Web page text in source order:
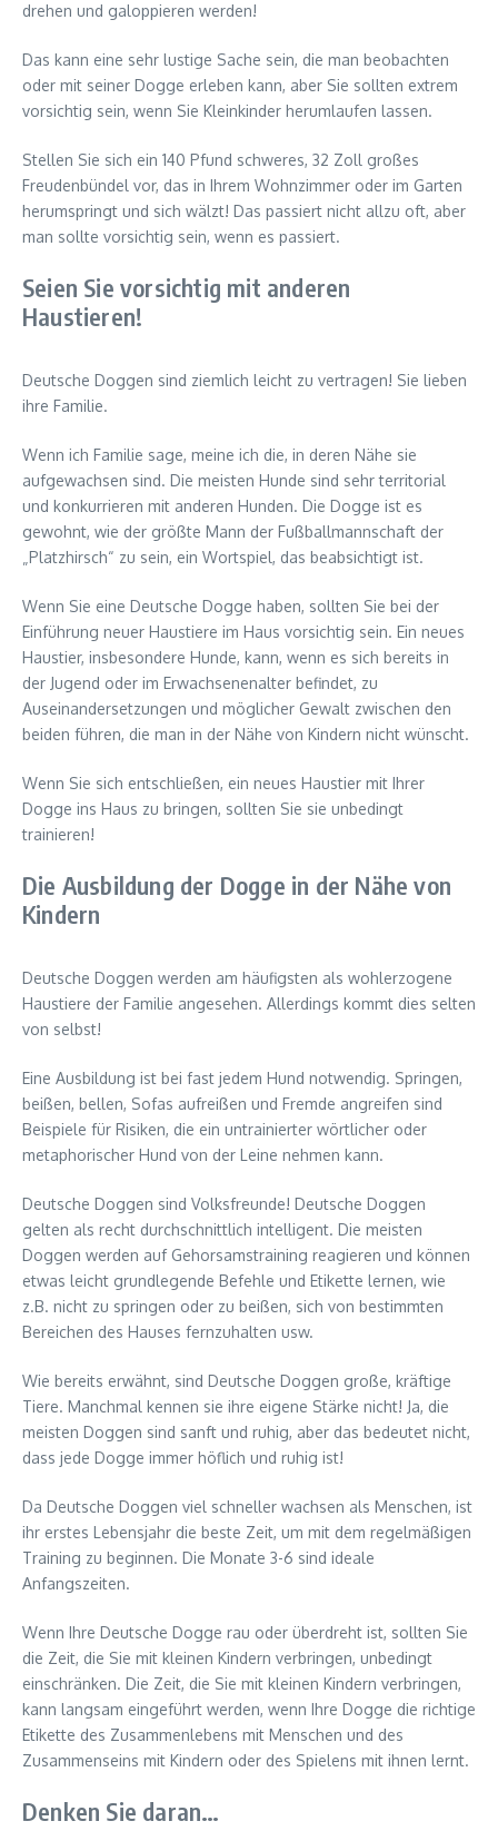
drehen und galoppieren werden!
Das kann eine sehr lustige Sache sein, die man beobachten
oder mit seiner Dogge erleben kann, aber Sie sollten extrem
vorsichtig sein, wenn Sie Kleinkinder herumlaufen lassen.
Stellen Sie sich ein 140 Pfund schweres, 32 Zoll großes
Freudenbündel vor, das in Ihrem Wohnzimmer oder im Garten
herumspringt und sich wälzt! Das passiert nicht allzu oft, aber
man sollte vorsichtig sein, wenn es passiert.
Seien Sie vorsichtig mit anderen
Haustieren!
Deutsche Doggen sind ziemlich leicht zu vertragen! Sie lieben
ihre Familie.
Wenn ich Familie sage, meine ich die, in deren Nähe sie
aufgewachsen sind. Die meisten Hunde sind sehr territorial
und konkurrieren mit anderen Hunden. Die Dogge ist es
gewohnt, wie der größte Mann der Fußballmannschaft der
„Platzhirsch“ zu sein, ein Wortspiel, das beabsichtigt ist.
Wenn Sie eine Deutsche Dogge haben, sollten Sie bei der
Einführung neuer Haustiere im Haus vorsichtig sein. Ein neues
Haustier, insbesondere Hunde, kann, wenn es sich bereits in
der Jugend oder im Erwachsenenalter befindet, zu
Auseinandersetzungen und möglicher Gewalt zwischen den
beiden führen, die man in der Nähe von Kindern nicht wünscht.
Wenn Sie sich entschließen, ein neues Haustier mit Ihrer
Dogge ins Haus zu bringen, sollten Sie sie unbedingt
trainieren!
Die Ausbildung der Dogge in der Nähe von
Kindern
Deutsche Doggen werden am häufigsten als wohlerzogene
Haustiere der Familie angesehen. Allerdings kommt dies selten
von selbst!
Eine Ausbildung ist bei fast jedem Hund notwendig. Springen,
beißen, bellen, Sofas aufreißen und Fremde angreifen sind
Beispiele für Risiken, die ein untrainierter wörtlicher oder
metaphorischer Hund von der Leine nehmen kann.
Deutsche Doggen sind Volksfreunde! Deutsche Doggen
gelten als recht durchschnittlich intelligent. Die meisten
Doggen werden auf Gehorsamstraining reagieren und können
etwas leicht grundlegende Befehle und Etikette lernen, wie
z.B. nicht zu springen oder zu beißen, sich von bestimmten
Bereichen des Hauses fernzuhalten usw.
Wie bereits erwähnt, sind Deutsche Doggen große, kräftige
Tiere. Manchmal kennen sie ihre eigene Stärke nicht! Ja, die
meisten Doggen sind sanft und ruhig, aber das bedeutet nicht,
dass jede Dogge immer höflich und ruhig ist!
Da Deutsche Doggen viel schneller wachsen als Menschen, ist
ihr erstes Lebensjahr die beste Zeit, um mit dem regelmäßigen
Training zu beginnen. Die Monate 3-6 sind ideale
Anfangszeiten.
Wenn Ihre Deutsche Dogge rau oder überdreht ist, sollten Sie
die Zeit, die Sie mit kleinen Kindern verbringen, unbedingt
einschränken. Die Zeit, die Sie mit kleinen Kindern verbringen,
kann langsam eingeführt werden, wenn Ihre Dogge die richtige
Etikette des Zusammenlebens mit Menschen und des
Zusammenseins mit Kindern oder des Spielens mit ihnen lernt.
Denken Sie daran…